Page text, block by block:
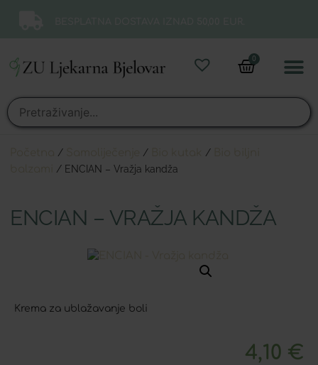
0
/ / /
/ ENCIAN – Vražja kandža
ENCIAN – VRAŽJA KANDŽA
Krema za ublažavanje boli
4,10 €